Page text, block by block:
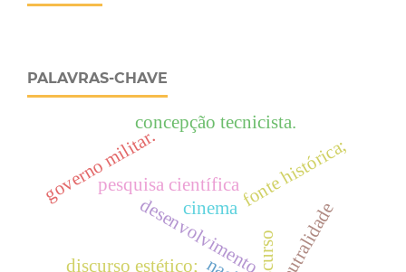
PALAVRAS-CHAVE
pesquisa científica
desenvolvimento.
discurso estético;
fonte histórica;
cinema
governo militar.
concepção tecnicista.
neutralidade